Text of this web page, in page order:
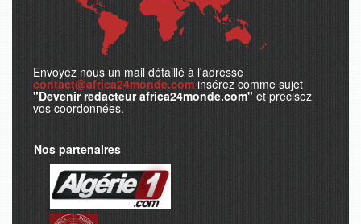
Envoyez nous un mail détaillé à l'adresse
contact@africa24monde.com insérez comme sujet
"Devenir redacteur africa24monde.com" et precisez
vos coordonnées.
Nos partenaires